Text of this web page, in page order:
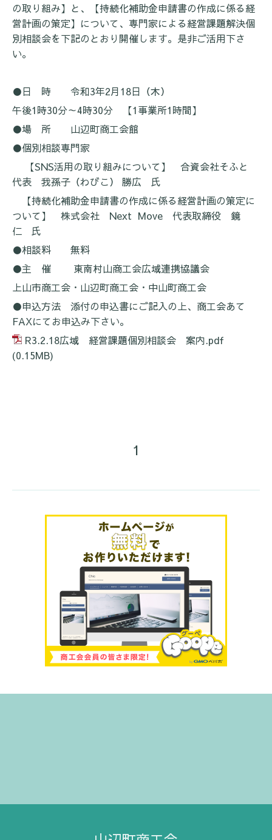
の取り組み】と、
【持続化補助金申請書の作成に係る経
営計画の策定】について、 専門家による経営課題解決個
別相談会を下記のとおり開催します。是非ご活用下さ
い。
●日 時 令和3年2月18日（木）
午後1時30分～4時30分 【1事業所1時間】
●場 所 山辺町商工会館
●個別相談専門家
【SNS活用の取り組みについて】 合資会社そふと
代表 我孫子（わびこ） 勝広 氏
【持続化補助金申請書の作成に係る経営計画の策定に
ついて】 株式会社 Next Move 代表取締役 鏡
仁 氏
●相談料 無料
●主 催 東南村山商工会広域連携協議会
上山市商工会・山辺町商工会・中山町商工会
●申込方法 添付の申込書にご記入の上、商工会あて
FAXにてお申込み下さい。
R3.2.18広域 経営課題個別相談会 案内.pdf
(0.15MB)
1